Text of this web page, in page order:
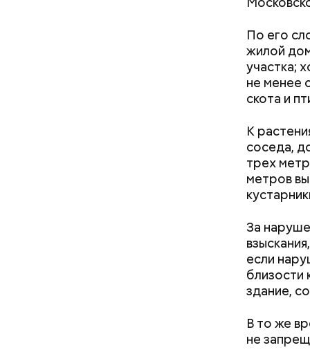
По его
жилой
участка;
не менее
скота и
К
соседа,
трех
метров
За
если
близости
здание,
В то же
не
Копылов.
Как поменять батареи дома и